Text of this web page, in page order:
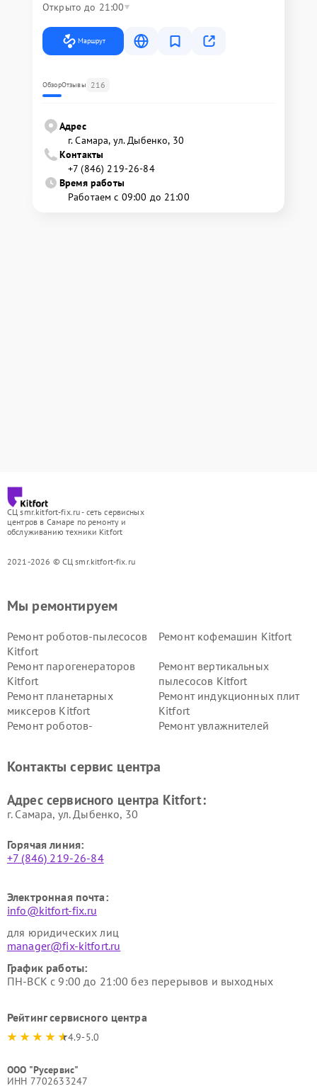
Открыто до 21:00
Маршрут
ОбзорОтзывы 216
Адрес
г. Самара, ул. Дыбенко, 30
Контакты
+7 (846) 219-26-84
Время работы
Работаем с 09:00 до 21:00
СЦ smr.kitfort-fix.ru - сеть сервисных
центров в Самаре по ремонту и
обслуживанию техники Kitfort
2021-2026 © СЦ smr.kitfort-fix.ru
Мы ремонтируем
Ремонт роботов-пылесосов
Kitfort
Ремонт кофемашин Kitfort
Ремонт парогенераторов
Kitfort
Ремонт вертикальных
пылесосов Kitfort
Ремонт планетарных
миксеров Kitfort
Ремонт индукционных плит
Kitfort
Ремонт роботов-
Ремонт увлажнителей
Kitfort
Kitfort
Kitfort
Kitfort
Контакты сервис центра
Адрес сервисного центра Kitfort:
г. Самара, ул. Дыбенко, 30
Горячая линия:
+7 (846) 219-26-84
Электронная почта:
info@kitfort-fix.ru
для юридических лиц
manager@fix-kitfort.ru
График работы:
ПН-ВСК с 9:00 до 21:00 без перерывов и выходных
Рейтинг сервисного центра
4.9-5.0
ООО "Русервис"
ИНН 7702633247